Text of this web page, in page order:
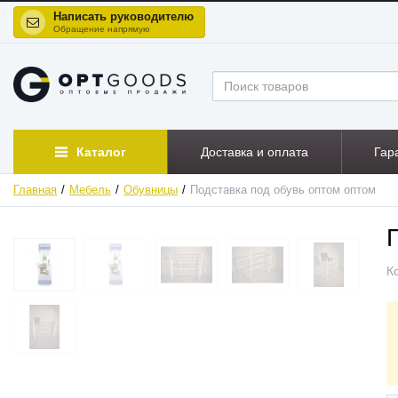
Написать руководителю
Обращение напрямую
Каталог Доставка и оплата
Главная Мебель Обувницы Подставка под обувь оптом оптом